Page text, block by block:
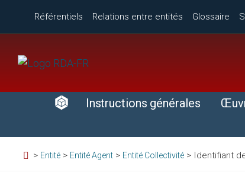
Référentiels Relations entre entités Glossaire
Instructions générales
Entité > Entité Agent > Entité Collectivité > Identifiant